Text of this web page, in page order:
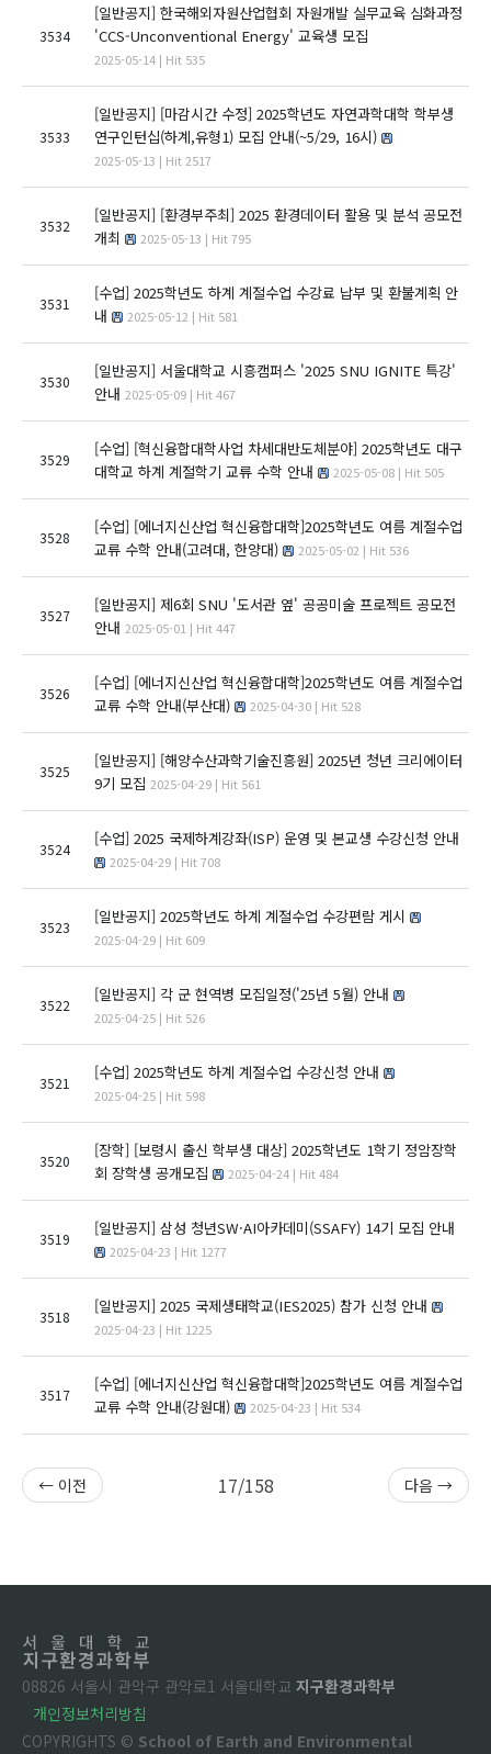
3534
[일반공지] 한국해외자원산업협회 자원개발 실무교육 심화과정
'CCS-Unconventional Energy' 교육생 모집
2025-05-14 | Hit 535
3533
[일반공지] [마감시간 수정] 2025학년도 자연과학대학 학부생
연구인턴십(하계,유형1) 모집 안내(~5/29, 16시)
2025-05-13 | Hit 2517
3532
[일반공지] [환경부주최] 2025 환경데이터 활용 및 분석 공모전
개최
2025-05-13 | Hit 795
3531
[수업] 2025학년도 하계 계절수업 수강료 납부 및 환불계획 안
내
2025-05-12 | Hit 581
3530
[일반공지] 서울대학교 시흥캠퍼스 '2025 SNU IGNITE 특강'
안내 2025-05-09 | Hit 467
3529
[수업] [혁신융합대학사업 차세대반도체분야] 2025학년도 대구
대학교 하계 계절학기 교류 수학 안내
2025-05-08 | Hit 505
3528
[수업] [에너지신산업 혁신융합대학]2025학년도 여름 계절수업
교류 수학 안내(고려대, 한양대)
2025-05-02 | Hit 536
3527
[일반공지] 제6회 SNU '도서관 옆' 공공미술 프로젝트 공모전
안내 2025-05-01 | Hit 447
3526
[수업] [에너지신산업 혁신융합대학]2025학년도 여름 계절수업
교류 수학 안내(부산대)
2025-04-30 | Hit 528
3525
[일반공지] [해양수산과학기술진흥원] 2025년 청년 크리에이터
9기 모집 2025-04-29 | Hit 561
3524
[수업] 2025 국제하계강좌(ISP) 운영 및 본교생 수강신청 안내
2025-04-29 | Hit 708
3523
[일반공지] 2025학년도 하계 계절수업 수강편람 게시
2025-04-29 | Hit 609
3522
[일반공지] 각 군 현역병 모집일정('25년 5월) 안내
2025-04-25 | Hit 526
3521
[수업] 2025학년도 하계 계절수업 수강신청 안내
2025-04-25 | Hit 598
3520
[장학] [보령시 출신 학부생 대상] 2025학년도 1학기 정암장학
회 장학생 공개모집
2025-04-24 | Hit 484
3519
[일반공지] 삼성 청년SW·AI아카데미(SSAFY) 14기 모집 안내
2025-04-23 | Hit 1277
3518
[일반공지] 2025 국제생태학교(IES2025) 참가 신청 안내
2025-04-23 | Hit 1225
3517
[수업] [에너지신산업 혁신융합대학]2025학년도 여름 계절수업
교류 수학 안내(강원대)
2025-04-23 | Hit 534
← 이전 17/158 다음 →
08826 서울시 관악구 관악로1 서울대학교 지구환경과학부
개인정보처리방침
COPYRIGHTS © School of Earth and Environmental